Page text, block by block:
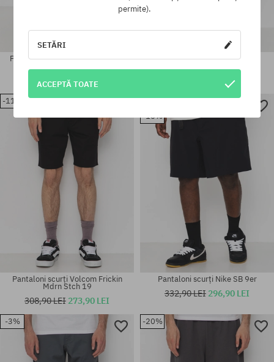
Mărimi existente:
M; L; XL
30; 31; 32; 34; 36
Mărimi existente:
31; 33; 34
Pantaloni scurți Volcom Strange
404,90 LEI368,90 LEI
Mărimi existente:
Pantaloni scurți Nike SB 9er
332,90 LEI296,90 LEI
-11%
Pantaloni scurți Volcom Frickin
Mdrn Stch 19
308,90 LEI 273,90 LEI
New
-10%
Pantaloni scurți Nike SB 9er
332,90 LEI 296,90 LEI
-3% -20%
permite).
SETĂRI
ACCEPTĂ TOATE